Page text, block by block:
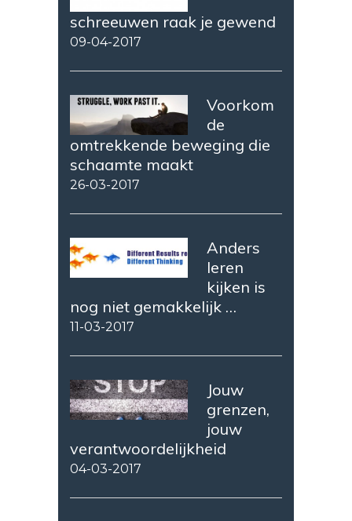
schreeuwen raak je gewend
09-04-2017
Voorkom
de
omtrekkende beweging die
schaamte maakt
26-03-2017
Anders
leren
kijken is
nog niet gemakkelijk …
11-03-2017
Jouw
grenzen,
jouw
verantwoordelijkheid
04-03-2017